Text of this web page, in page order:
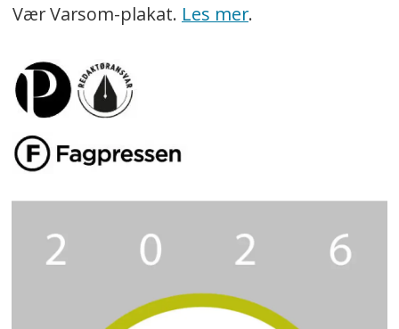
Vær Varsom-plakat. Les mer.